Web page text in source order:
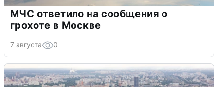
МЧС ответило на сообщения о
грохоте в Москве
7 августа 0